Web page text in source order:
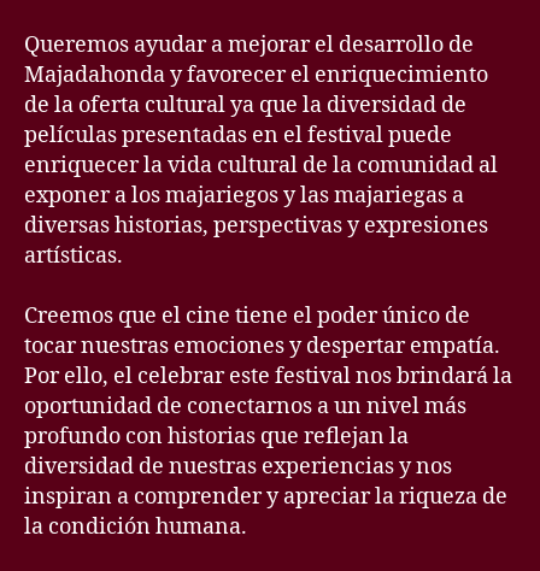
Queremos ayudar a mejorar el desarrollo de
Majadahonda y favorecer el enriquecimiento
de la oferta cultural ya que la diversidad de
películas presentadas en el festival puede
enriquecer la vida cultural de la comunidad al
exponer a los majariegos y las majariegas a
diversas historias, perspectivas y expresiones
artísticas.
Creemos que el cine tiene el poder único de
tocar nuestras emociones y despertar empatía.
Por ello, el celebrar este festival nos brindará la
oportunidad de conectarnos a un nivel más
profundo con historias que reflejan la
diversidad de nuestras experiencias y nos
inspiran a comprender y apreciar la riqueza de
la condición humana.